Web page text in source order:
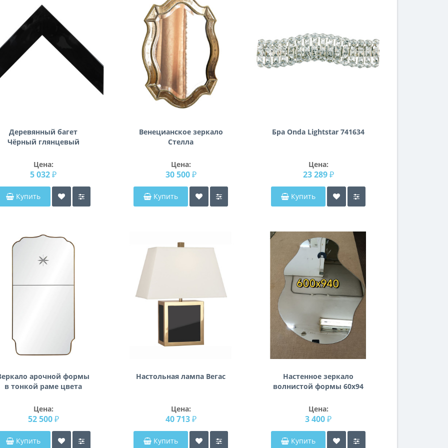
Деревянный багет
Чёрный глянцевый
Цена:
5 032 ₽
Купить
Венецианское зеркало
Стелла
Цена:
30 500 ₽
Купить
Бра Onda Lightstar 741634
Цена:
23 289 ₽
Купить
арочной формы
в тонкой раме цвета
Цена:
52 500 ₽
Купить
Настольная лампа Вегас
Цена:
40 713 ₽
Купить
Настенное зеркало
волнистой формы 60х94
Цена:
3 400 ₽
Купить